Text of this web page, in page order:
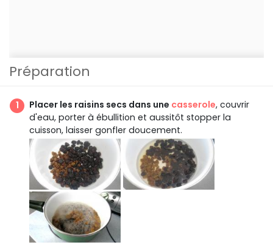
Préparation
Placer les raisins secs dans une casserole, couvrir
d'eau, porter à ébullition et aussitôt stopper la
cuisson, laisser gonfler doucement.